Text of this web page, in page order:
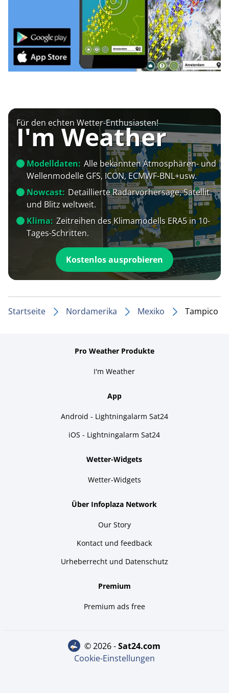
Für den echten Wetter-Enthusiasten!
I'm Weather
Modelldaten: Alle bekannten Atmosphären- und
Wellenmodelle GFS, ICON, ECMWF-BNL+usw.
Nowcast: Detaillierte Radarvorhersage, Satellit
und Blitz weltweit.
Klima: Zeitreihen des Klimamodells ERA5 in 10-
Tages-Schritten.
Kostenlos ausprobieren
Startseite Nordamerika Mexiko Tampico
Pro Weather Produkte
I'm Weather
App
Android - Lightningalarm Sat24
iOS - Lightningalarm Sat24
Wetter-Widgets
Wetter-Widgets
Über Infoplaza Network
Our Story
Kontact und feedback
Urheberrecht und Datenschutz
Premium
Premium ads free
© 2026 - sat24.com
Cookie-Einstellungen